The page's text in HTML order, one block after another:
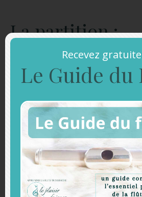
La partition :
ACCEDEZ A LA
Et téléchargez mon
Recevez
Le Guide du